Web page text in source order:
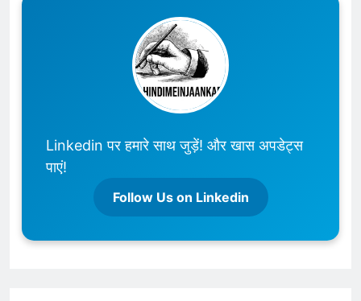
Linkedin पर हमारे साथ जुड़ें! और खास अपडेट्स
पाएं!
Follow Us on Linkedin